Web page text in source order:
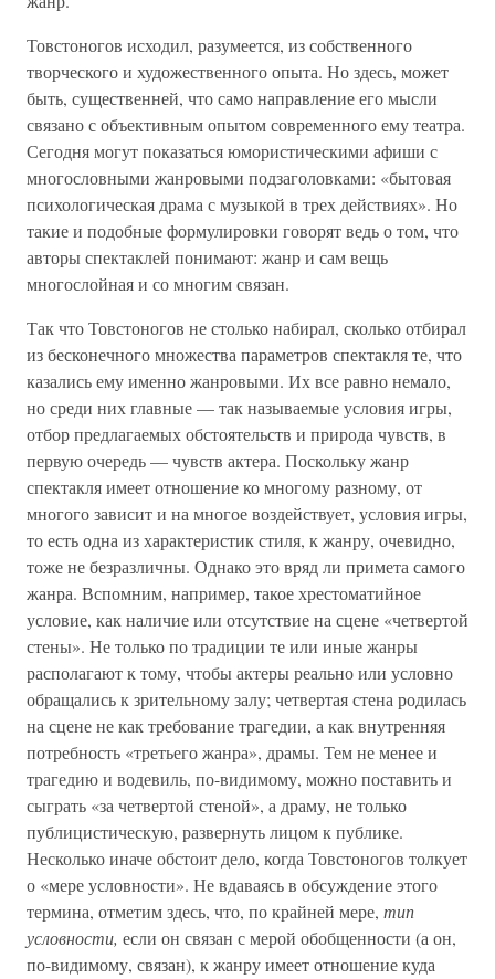
Товстоногов исходил, разумеется, из собственного
творческого и художественного опыта. Но здесь, может
быть, существенней, что само направление его мысли
связано с объективным опытом современного ему театра.
Сегодня могут показаться юмористическими афиши с
многословными жанровыми подзаголовками: «бытовая
психологическая драма с музыкой в трех действиях». Но
такие и подобные формулировки говорят ведь о том, что
авторы спектаклей понимают: жанр и сам вещь
многослойная и со многим связан.
Так что Товстоногов не столько набирал, сколько отбирал
из бесконечного множества параметров спектакля те, что
казались ему именно жанровыми. Их все равно немало,
но среди них главные — так называемые условия игры,
отбор предлагаемых обстоятельств и природа чувств, в
первую очередь — чувств актера. Поскольку жанр
спектакля имеет отношение ко многому разному, от
многого зависит и на многое воздействует, условия игры,
то есть одна из характеристик стиля, к жанру, очевидно,
тоже не безразличны. Однако это вряд ли примета самого
жанра. Вспомним, например, такое хрестоматийное
условие, как наличие или отсутствие на сцене «четвертой
стены». Не только по традиции те или иные жанры
располагают к тому, чтобы актеры реально или условно
обращались к зрительному залу; четвертая стена родилась
на сцене не как требование трагедии, а как внутренняя
потребность «третьего жанра», драмы. Тем не менее и
трагедию и водевиль, по-видимому, можно поставить и
сыграть «за четвертой стеной», а драму, не только
публицистическую, развернуть лицом к публике.
Несколько иначе обстоит дело, когда Товстоногов толкует
о «мере условности». Не вдаваясь в обсуждение этого
термина, отметим здесь, что, по крайней мере, тип
условности, если он связан с мерой обобщенности (а он,
по-видимому, связан), к жанру имеет отношение куда